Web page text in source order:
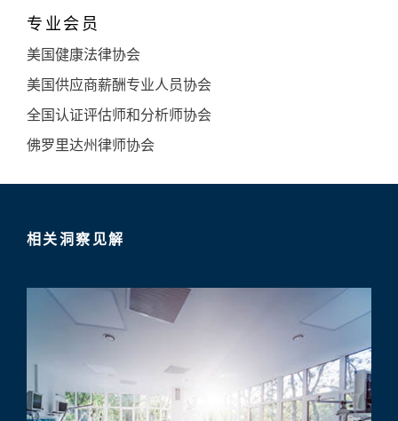
专业会员
美国健康法律协会
美国供应商薪酬专业人员协会
全国认证评估师和分析师协会
佛罗里达州律师协会
相关洞察见解